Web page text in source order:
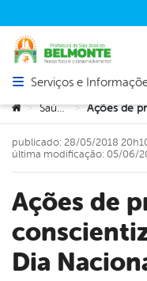
Abrir menu principal de
Serviços e
Você está aqui:
> Saúde >
Ações de prevenção e
Dia
publicado: 28/05/2018
última modificação: 05/06/